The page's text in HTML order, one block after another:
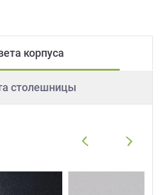
корпуса
столешницы